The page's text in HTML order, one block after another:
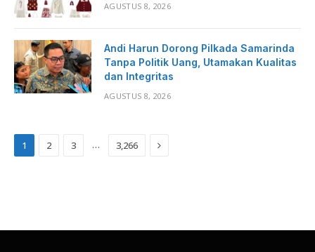
AGUSTUS 8, 2026
Andi Harun Dorong Pilkada Samarinda
Tanpa Politik Uang, Utamakan Kualitas
dan Integritas
AGUSTUS 8, 2026
1 2 3 … 3,266 Next